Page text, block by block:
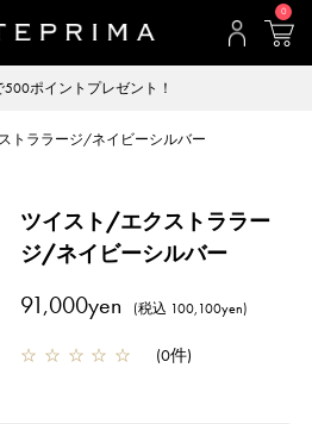
0
500ポイントプレゼント！
トララージ/ネイビーシルバー
ツイスト/エクストララー
ジ/ネイビーシルバー
91,000yen (税込 100,100yen)
☆ ☆ ☆ ☆ ☆ (0件)